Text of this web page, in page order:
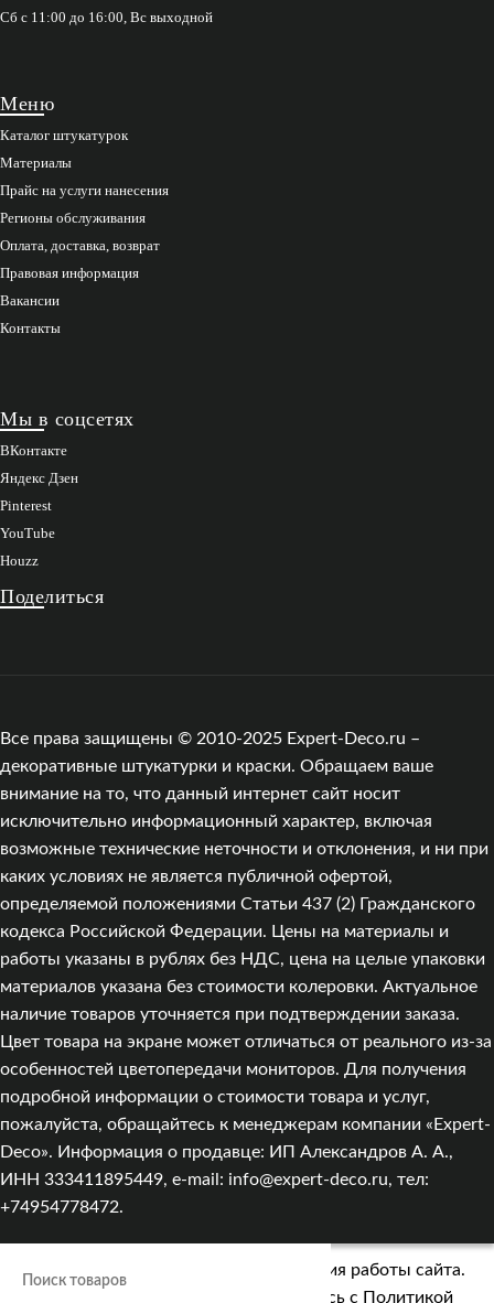
Сб с 11:00 до 16:00, Вс выходной
Меню
Каталог штукатурок
Материалы
Прайс на услуги нанесения
Регионы обслуживания
Оплата, доставка, возврат
Правовая информация
Вакансии
Контакты
Мы в соцсетях
ВКонтакте
Яндекс Дзен
Pinterest
YouTube
Houzz
Поделиться
Все права защищены © 2010-2025 Expert-Deco.ru –
декоративные штукатурки и краски. Обращаем ваше
внимание на то, что данный интернет сайт носит
исключительно информационный характер, включая
возможные технические неточности и отклонения, и ни при
каких условиях не является публичной офертой,
определяемой положениями Статьи 437 (2) Гражданского
кодекса Российской Федерации. Цены на материалы и
работы указаны в рублях без НДС, цена на целые упаковки
материалов указана без стоимости колеровки. Актуальное
наличие товаров уточняется при подтверждении заказа.
Цвет товара на экране может отличаться от реального из‑за
особенностей цветопередачи мониторов. Для получения
подробной информации о стоимости товара и услуг,
пожалуйста, обращайтесь к менеджерам компании «Expert-
Deco». Информация о продавце: ИП Александров А. А.,
ИНН 333411895449, e-mail: info@expert-deco.ru, тел:
+74954778472.
Мы используем cookies для улучшения работы сайта.
Оставаясь на сайте, вы соглашаетесь с Политикой